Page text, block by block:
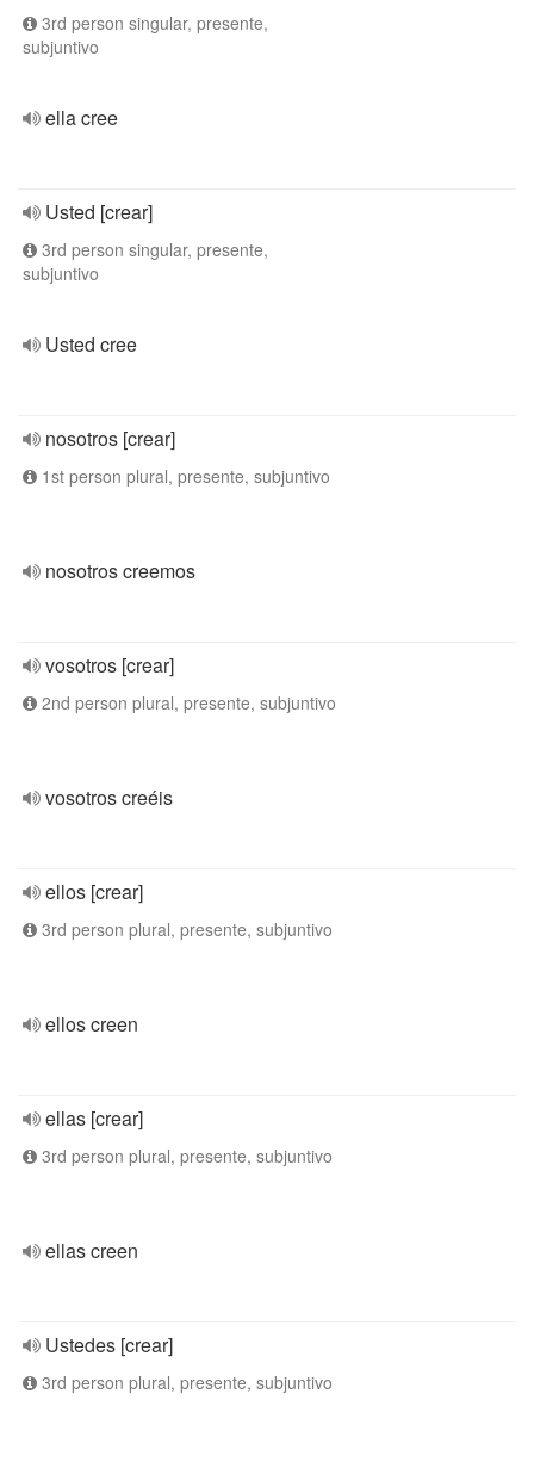
3rd person singular, presente,
subjuntivo
ella cree
Usted [crear]
3rd person singular, presente,
subjuntivo
Usted cree
nosotros [crear]
1st person plural, presente, subjuntivo
nosotros creemos
vosotros [crear]
2nd person plural, presente, subjuntivo
vosotros creéis
ellos [crear]
3rd person plural, presente, subjuntivo
ellos creen
ellas [crear]
3rd person plural, presente, subjuntivo
ellas creen
Ustedes [crear]
3rd person plural, presente, subjuntivo